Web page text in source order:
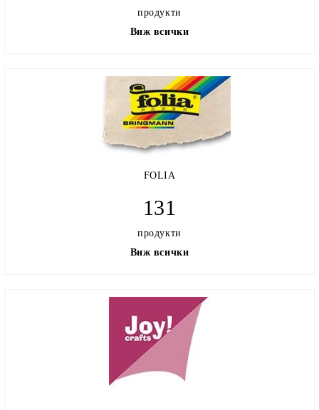
продукти
Виж всички
FOLIA
131
продукти
Виж всички